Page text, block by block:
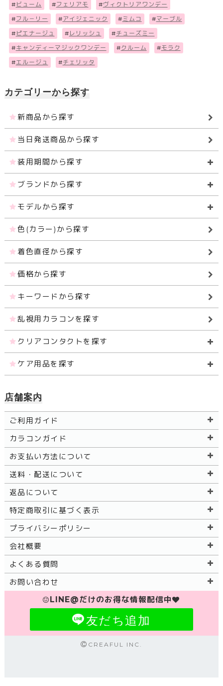
# ビューム #フェリアモ #ヴィクトリアワンデー
#フル－リー #アイジェニック #ミムコ #マーブル
# ピエナージュ # レリッシュ #チューズミー
#キャンディーマジックワンデー #クルーム #モラク
#エルージュ #チェリッタ
カテゴリーから探す
新商品から探す
当日発送商品から探す
装用期間から探す
ブランドから探す
モデルから探す
色(カラー)から探す
着色直径から探す
価格から探す
キーワードから探す
乱視用カラコンを探す
クリアコンタクトを探す
ケア用品を探す
店舗案内
ご利用ガイド
カラコンガイド
お支払い方法について
送料・配送について
返品について
特定商取引に基づく表示
プライバシーポリシー
会社概要
よくある質問
お問い合わせ
LINE@だけのお得な情報配信中
友だち追加
CREAFUL INC.